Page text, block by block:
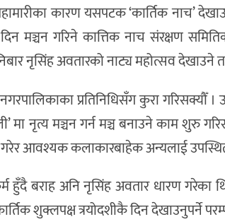
कारण यसपटक ‘कार्तिक नाच’
मञ्चन गरिने कात्तिक नाच संरक्षण
नृसिंह अवतारको नाट्य महोत्सव देखाउने
प्रतिनिधिसँग कुरा
मा नृत्य मञ्चन गर्न मञ्च बनाउने काम शुरु
आवश्यक कलाकारबाहेक अन्यलाई
हुँदै बराह अनि नृसिंह अवतार धारण गरेका
शुक्लपक्ष त्रयोदशीकै दिन देखाउनुपर्ने